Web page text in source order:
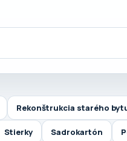
Rekonštrukcia starého
Stierky Sadrokartón